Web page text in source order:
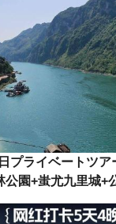
プライベートツア
公園+蚩尤九里城+
リークルーズ | 重